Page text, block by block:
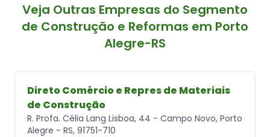
Veja Outras Empresas do Segmento
de Construção e Reformas em Porto
Alegre-RS
Direto Comércio e Repres de Materiais
de Construção
R. Profa. Célia Lang Lisboa, 44 - Campo Novo, Porto
Alegre - RS, 91751-710